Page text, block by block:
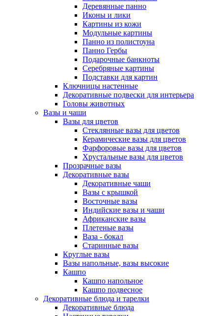
Деревянные панно
Иконы и лики
Картины из кожи
Модульные картины
Панно из полистоуна
Панно Гербы
Подарочные банкноты
Серебряные картины
Подставки для картин
Ключницы настенные
Декоративные подвески для интерьера
Головы животных
Вазы и чаши
Вазы для цветов
Стеклянные вазы для цветов
Керамические вазы для цветов
Фарфоровые вазы для цветов
Хрустальные вазы для цветов
Прозрачные вазы
Декоративные вазы
Декоративные чаши
Вазы с крышкой
Восточные вазы
Индийские вазы и чаши
Африканские вазы
Плетеные вазы
Ваза - бокал
Старинные вазы
Круглые вазы
Вазы напольные, вазы высокие
Кашпо
Кашпо напольное
Кашпо подвесное
Декоративные блюда и тарелки
Декоративные блюда